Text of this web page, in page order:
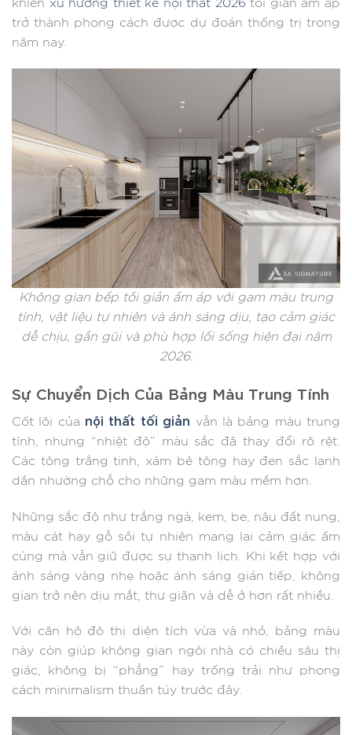
khiến xu hướng thiết kế nội thất 2026tối giản ấm áp
trở thành phong cách được dự đoán thống trị trong
năm nay.
Không gian bếp tối giản ấm áp với gam màu trung
tính, vật liệu tự nhiên và ánh sáng dịu, tạo cảm giác
dễ chịu, gần gũi và phù hợp lối sống hiện đại năm
2026.
Sự Chuyển Dịch Của Bảng Màu Trung Tính
Cốt lõi của nội thất tối giản vẫn là bảng màu trung
tính, nhưng “nhiệt độ” màu sắc đã thay đổi rõ rệt.
Các tông trắng tinh, xám bê tông hay đen sắc lạnh
dần nhường chỗ cho những gam màu mềm hơn.
Những sắc độ như trắng ngà, kem, be, nâu đất nung,
màu cát hay gỗ sồi tự nhiên mang lại cảm giác ấm
cúng mà vẫn giữ được sự thanh lịch. Khi kết hợp với
ánh sáng vàng nhẹ hoặc ánh sáng gián tiếp, không
gian trở nên dịu mắt, thư giãn và dễ ở hơn rất nhiều.
Với căn hộ đô thị diện tích vừa và nhỏ, bảng màu
này còn giúp không gian ngôi nhà có chiều sâu thị
giác, không bị “phẳng” hay trống trải như phong
cách minimalism thuần túy trước đây.